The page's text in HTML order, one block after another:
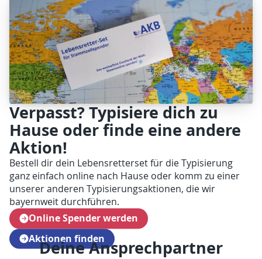
Verpasst? Typisiere dich zu
Hause oder finde eine andere
Aktion!
Bestell dir dein Lebensretterset für die Typisierung
ganz einfach online nach Hause oder komm zu einer
unserer anderen Typisierungsaktionen, die wir
bayernweit durchführen.
Online Spender werden
Aktionen finden
Deine Ansprechpartner